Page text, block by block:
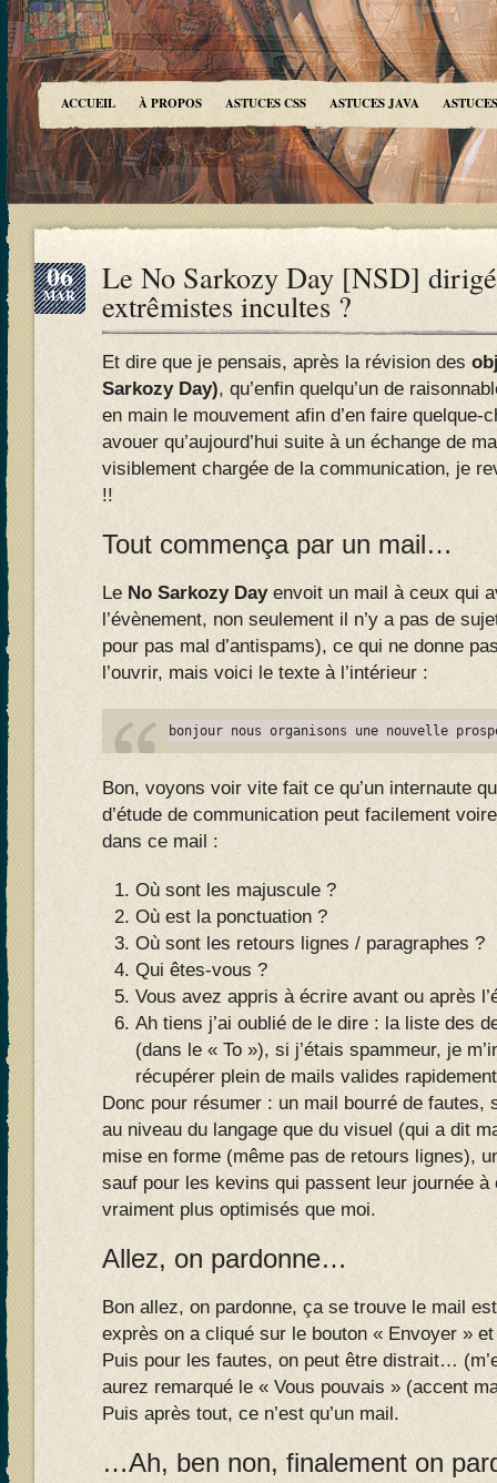
ACCUEIL À PROPOS ASTUCES CSS ASTUCES JAVA
06
MAR Le No Sarkozy Day [NSD]
extrêmistes incultes ?
Et dire que je pensais, après la révision des
Sarkozy Day), qu’enfin quelqu’un de
en main le mouvement afin d’en faire quelque-
avouer qu’aujourd’hui suite à un échange de
visiblement chargée de la communication, je
!!
Tout commença par un mail…
Le No Sarkozy Dayenvoit un mail à ceux qui
l’évènement, non seulement il n’y a pas de
pour pas mal d’antispams), ce qui ne donne
l’ouvrir, mais voici le texte à l’intérieur :
bonjour nous organisons une nouvelle
Bon, voyons voir vite fait ce qu’un internaute
d’étude de communication peut facilement
dans ce mail :
Où sont les majuscule ?
Où est la ponctuation ?
Où sont les retours lignes / paragraphes ?
Qui êtes-vous ?
Vous avez appris à écrire avant ou après
Ah tiens j’ai oublié de le dire : la liste des
(dans le « To »), si j’étais spammeur, je
récupérer plein de mails valides
Donc pour résumer : un mail bourré de fautes,
au niveau du langage que du visuel (qui a dit
mise en forme (même pas de retours lignes),
sauf pour les kevins qui passent leur journée
vraiment plus optimisés que moi.
Allez, on pardonne…
Bon allez, on pardonne, ça se trouve le mail
exprès on a cliqué sur le bouton « Envoyer »
Puis pour les fautes, on peut être distrait…
aurez remarqué le « Vous pouvais » (accent
Puis après tout, ce n’est qu’un mail.
…Ah, ben non, finalement on